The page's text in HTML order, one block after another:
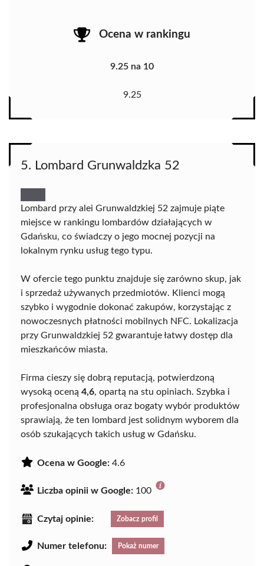
Ocena w rankingu
9.25 na 10
9.25
5. Lombard Grunwaldzka 52
Lombard przy alei Grunwaldzkiej 52 zajmuje piąte
miejsce w rankingu lombardów działających w
Gdańsku, co świadczy o jego mocnej pozycji na
lokalnym rynku usług tego typu.
W ofercie tego punktu znajduje się zarówno skup, jak
i sprzedaż używanych przedmiotów. Klienci mogą
szybko i wygodnie dokonać zakupów, korzystając z
nowoczesnych płatności mobilnych NFC. Lokalizacja
przy Grunwaldzkiej 52 gwarantuje łatwy dostęp dla
mieszkańców miasta.
Firma cieszy się dobrą reputacją, potwierdzoną
wysoką oceną 4,6, opartą na stu opiniach. Szybka i
profesjonalna obsługa oraz bogaty wybór produktów
sprawiają, że ten lombard jest solidnym wyborem dla
osób szukających takich usług w Gdańsku.
Ocena w Google: 4.6
Liczba opinii w Google: 100
Czytaj opinie: Zobacz profil
Numer telefonu: Pokaż numer